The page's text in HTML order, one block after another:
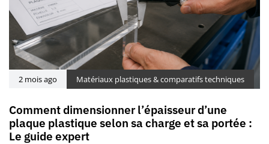
2 mois ago Matériaux plastiques & comparatifs techniques
Comment dimensionner l’épaisseur d’une
plaque plastique selon sa charge et sa portée :
Le guide expert